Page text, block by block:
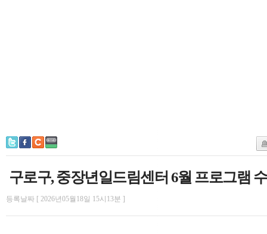
구로구, 중장년일드림센터 6월 프로그램
등록날짜 [ 2026년05월18일 15시13분 ]